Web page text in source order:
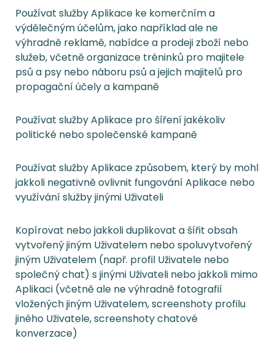
Používat služby Aplikace ke komerčním a
výdělečným účelům, jako například ale ne
výhradně reklamě, nabídce a prodeji zboží nebo
služeb, včetně organizace tréninků pro majitele
psů a psy nebo náboru psů a jejich majitelů pro
propagační účely a kampaně
Používat služby Aplikace pro šíření jakékoliv
politické nebo společenské kampaně
Používat služby Aplikace způsobem, který by mohl
jakkoli negativně ovlivnit fungování Aplikace nebo
využívání služby jinými Uživateli
Kopírovat nebo jakkoli duplikovat a šířit obsah
vytvořený jiným Uživatelem nebo spoluvytvořený
jiným Uživatelem (např. profil Uživatele nebo
společný chat) s jinými Uživateli nebo jakkoli mimo
Aplikaci (včetně ale ne výhradně fotografií
vložených jiným Uživatelem, screenshoty profilu
jiného Uživatele, screenshoty chatové
konverzace)